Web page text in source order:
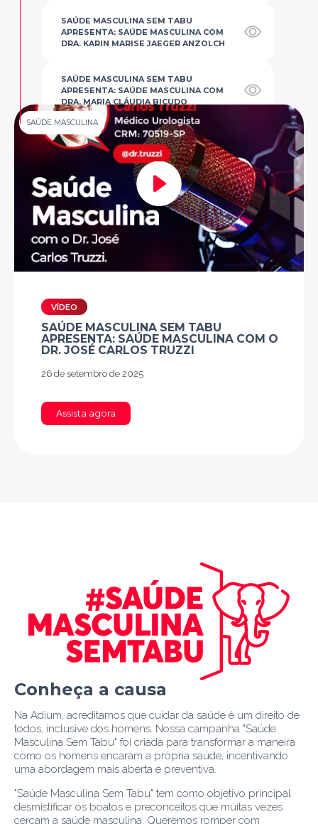
SAÚDE MASCULINA
VÍDEO
SAÚDE MASCULINA SEM TABU
APRESENTA: SAÚDE MASCULINA COM O
DR. JOSÉ CARLOS TRUZZI
26 de setembro de 2025
Assista agora
SAÚDE MASCULINA SEM TABU
APRESENTA: SAÚDE MASCULINA COM
DRA. KARIN MARISE JAEGER ANZOLCH
SAÚDE MASCULINA SEM TABU
APRESENTA: SAÚDE MASCULINA COM
DRA. MARIA CLÁUDIA BICUDO
SAÚDE MASCULINA SEM TABU
APRESENTA: SAÚDE MASCULINA COM DR.
CLÁUDIO TOI
PASSO A PASSO PARA MANTER A SAÚDE
DOS TESTÍCULOS
HPB: ENTENDA OS SINTOMAS E O
TRATAMENTO
ANTICONCEPCIONAL MASCULINO: TUDO
MITOS E VERDADES DA HIPERPLASIA
PROSTÁTICA BENIGNA
Conheça a causa
Na Adium, acreditamos que cuidar da saúde é um direito de
todos, inclusive dos homens. Nossa campanha "Saúde
Masculina Sem Tabu" foi criada para transformar a maneira
como os homens encaram a própria saúde, incentivando
uma abordagem mais aberta e preventiva.
"Saúde Masculina Sem Tabu" tem como objetivo principal
desmistificar os boatos e preconceitos que muitas vezes
cercam a saúde masculina. Queremos romper com